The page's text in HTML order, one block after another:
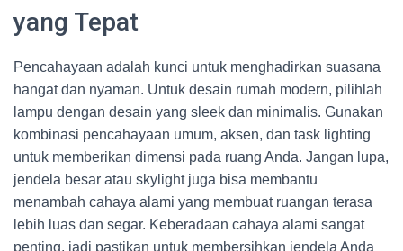
yang Tepat
Pencahayaan adalah kunci untuk menghadirkan suasana
hangat dan nyaman. Untuk desain rumah modern, pilihlah
lampu dengan desain yang sleek dan minimalis. Gunakan
kombinasi pencahayaan umum, aksen, dan task lighting
untuk memberikan dimensi pada ruang Anda. Jangan lupa,
jendela besar atau skylight juga bisa membantu
menambah cahaya alami yang membuat ruangan terasa
lebih luas dan segar. Keberadaan cahaya alami sangat
penting, jadi pastikan untuk membersihkan jendela Anda